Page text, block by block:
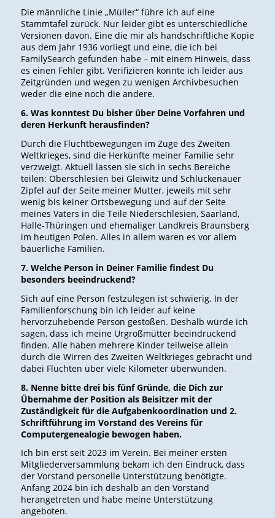
Die männliche Linie „Müller“ führe ich auf eine
Stammtafel zurück. Nur leider gibt es unterschiedliche
Versionen davon. Eine die mir als handschriftliche Kopie
aus dem Jahr 1936 vorliegt und eine, die ich bei
FamilySearch gefunden habe – mit einem Hinweis, dass
es einen Fehler gibt. Verifizieren konnte ich leider aus
Zeitgründen und wegen zu wenigen Archivbesuchen
weder die eine noch die andere.
6. Was konntest Du bisher über Deine Vorfahren und
deren Herkunft herausfinden?
Durch die Fluchtbewegungen im Zuge des Zweiten
Weltkrieges, sind die Herkünfte meiner Familie sehr
verzweigt. Aktuell lassen sie sich in sechs Bereiche
teilen: Oberschlesien bei Gleiwitz und Schluckenauer
Zipfel auf der Seite meiner Mutter, jeweils mit sehr
wenig bis keiner Ortsbewegung und auf der Seite
meines Vaters in die Teile Niederschlesien, Saarland,
Halle-Thüringen und ehemaliger Landkreis Braunsberg
im heutigen Polen. Alles in allem waren es vor allem
bäuerliche Familien.
7. Welche Person in Deiner Familie findest Du
besonders beeindruckend?
Sich auf eine Person festzulegen ist schwierig. In der
Familienforschung bin ich leider auf keine
hervorzuhebende Person gestoßen. Deshalb würde ich
sagen, dass ich meine Urgroßmütter beeindruckend
finden. Alle haben mehrere Kinder teilweise allein
durch die Wirren des Zweiten Weltkrieges gebracht und
dabei Fluchten über viele Kilometer überwunden.
8. Nenne bitte drei bis fünf Gründe, die Dich zur
Übernahme der Position als Beisitzer mit der
Zuständigkeit für die Aufgabenkoordination und 2.
Schriftführung im Vorstand des Vereins für
Computergenealogie bewogen haben.
Ich bin erst seit 2023 im Verein. Bei meiner ersten
Mitgliederversammlung bekam ich den Eindruck, dass
der Vorstand personelle Unterstützung benötigte.
Anfang 2024 bin ich deshalb an den Vorstand
herangetreten und habe meine Unterstützung
angeboten.